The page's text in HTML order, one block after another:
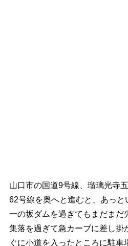
山口市の国道9号線、瑠璃光寺
62号線を奥へと進むと、あっと
一の坂ダムを過ぎてもまだまだ
集落を過ぎて急カーブに差し掛
ぐに小道を入ったところに駐車